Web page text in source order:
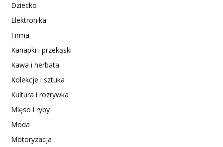
Dziecko
Elektronika
Firma
Kanapki i przekąski
Kawa i herbata
Kolekcje i sztuka
Kultura i rozrywka
Mięso i ryby
Moda
Motoryzacja